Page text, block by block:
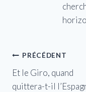
Navigation
de
PRÉCÉDENT
Et le Giro, quand
quittera-t-il